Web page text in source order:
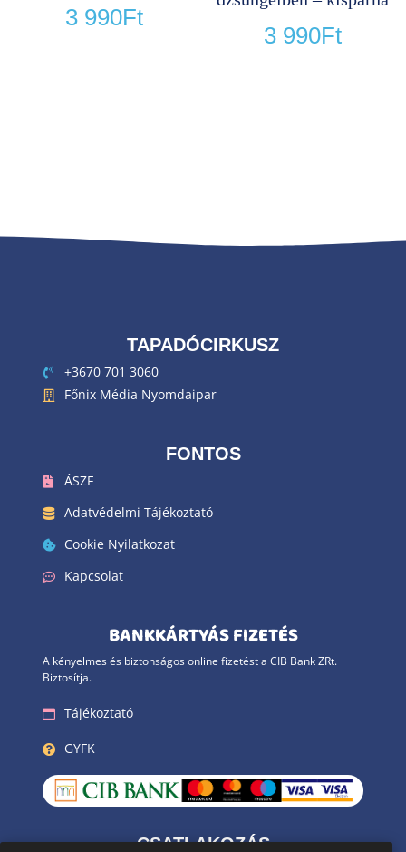
3 990Ft
3 990Ft
TAPADÓCIRKUSZ
+3670 701 3060
Főnix Média Nyomdaipar
FONTOS
ÁSZF
Adatvédelmi Tájékoztató
Cookie Nyilatkozat
Kapcsolat
BANKKÁRTYÁS FIZETÉS
A kényelmes és biztonságos online fizetést a CIB Bank ZRt.
Biztosítja.
Tájékoztató
GYFK
CSATLAKOZÁS